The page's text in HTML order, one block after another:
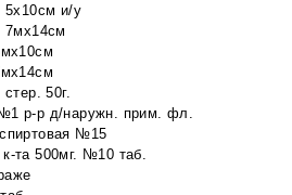
5х10см и/у
7мх14см
50г.
р-р д/наружн. прим. фл.
№15
та 500мг. №10 таб.